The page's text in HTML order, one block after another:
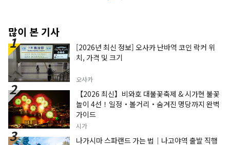
많이 본 기사
[2026년 최신 정보] 오사카 난바역 코인 락커 위
치, 가격 및 크기
오사카
【2026 최신】비와호 대불꽃축제 & 시가현 불꽃
놀이 4선！일정・볼거리・숨겨진 명당까지 완벽
가이드
시가
나가시마 스파랜드 가는 법｜나고야역 출발 직행